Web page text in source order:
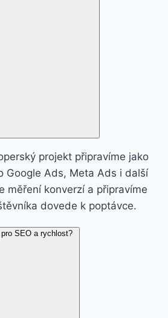
projekt připravíme jako
Google Ads, Meta Ads i další
měření konverzí a připravíme
dovede k poptávce.
SEO a rychlost?